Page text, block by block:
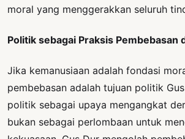
moral yang menggerakkan seluruh
Politik sebagai Praksis Pembebasan
Jika kemanusiaan adalah fondasi
pembebasan adalah tujuan politik
politik sebagai upaya mengangkat
bukan sebagai perlombaan untuk